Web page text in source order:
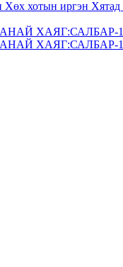
Хөх хотын иргэн
МАНАЙ
МАНАЙ